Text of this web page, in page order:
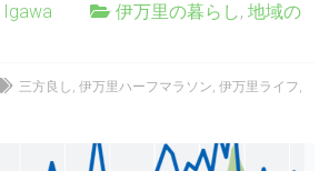
Igawa 伊万里の暮らし,地域の
三方良し ,伊万里ハーフマラソン,伊万里ライフ ,